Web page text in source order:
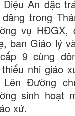
Diệu Ân đặc
trong
vụ HĐGX,
ban Giáo lý
9 cùng
nhi giáo
Đường
sinh hoạt
xứ.